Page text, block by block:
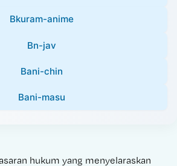
Bkuram-anime
Bn-jav
Bani-chin
Bani-masu
hukum yang menyelaraskan